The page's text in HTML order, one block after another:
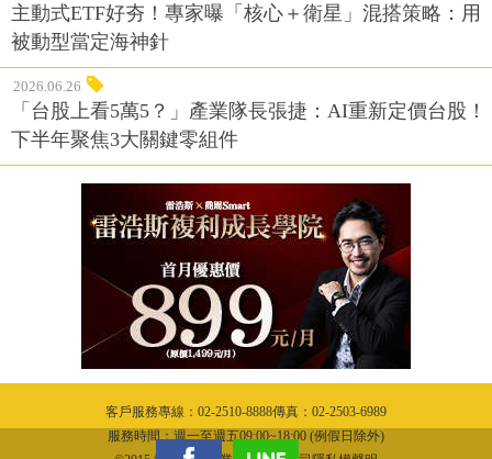
主動式ETF好夯！專家曝「核心＋衛星」混搭策略：用
被動型當定海神針
2026.06.26
「台股上看5萬5？」產業隊長張捷：AI重新定價台股！
下半年聚焦3大關鍵零組件
客戶服務專線：02-2510-8888傳真：02-2503-6989
服務時間：週一至週五09:00~18:00 (例假日除外)